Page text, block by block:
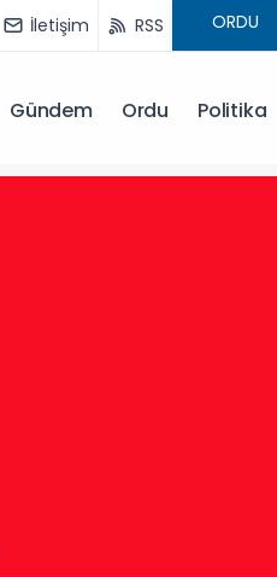
İletişim RSS
Gündem Ordu Politika